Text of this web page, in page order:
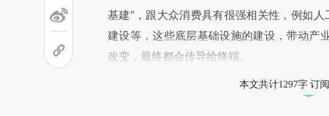
基建”，跟大众消费具有很强相关性，例如
建设等，这些底层基础设施的建设，带动产
改变，最终都会传导给终端。
本文共计1297字 订